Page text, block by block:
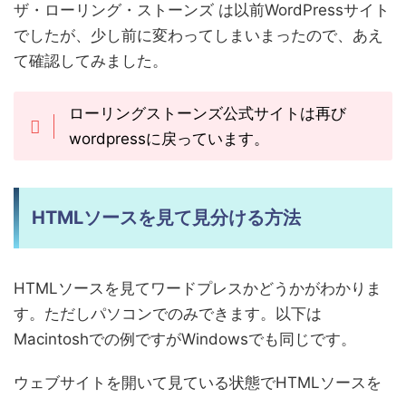
ザ・ローリング・ストーンズ は以前WordPressサイト
でしたが、少し前に変わってしまいまったので、あえ
て確認してみました。
ローリングストーンズ公式サイトは再び
wordpressに戻っています。
HTMLソースを見て見分ける方法
HTMLソースを見てワードプレスかどうかがわかりま
す。ただしパソコンでのみできます。以下は
Macintoshでの例ですがWindowsでも同じです。
ウェブサイトを開いて見ている状態でHTMLソースを